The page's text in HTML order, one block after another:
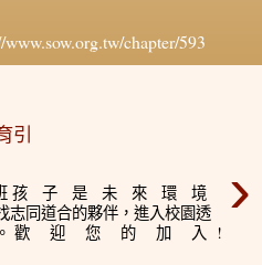
chapter/593
引
›
訓班 孩 子 是 未 來 環 境
道合的夥伴，進入校園透
力。 歡 迎 您 的 加 入 !